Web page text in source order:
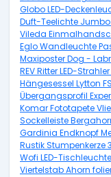
Globo LED-
Duft-Teelichte
Vileda
Eglo Wandleuchte
Maxiposter Dog -
REV Ritter LED-
Hängesessel Lytton
Übergangsprofil
Komar Fototapete
Sockelleiste
Gardinia Endknopf
Rustik Stumpenkerze
Wofi LED-
Viertelstab Ahorn